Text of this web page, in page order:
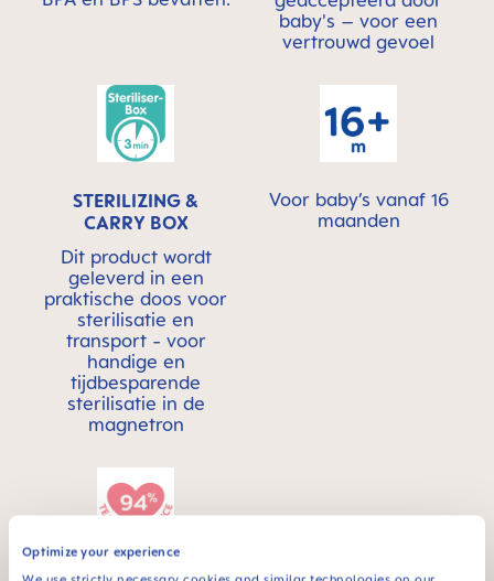
Optimize your experience
baby's – voor een
vertrouwd gevoel
STERILIZING &
CARRY BOX
Dit product wordt
geleverd in een
praktische doos voor
sterilisatie en
transport - voor
handige en
tijdbesparende
sterilisatie in de
magnetron
Voor baby’s vanaf 16
maanden